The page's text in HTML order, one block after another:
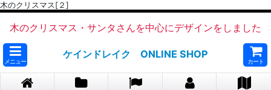
木のクリスマス[２]
木のクリスマス・サンタさんを中心にデザインをしました
メニュー
ケインドレイク ONLINE SHOP
カート